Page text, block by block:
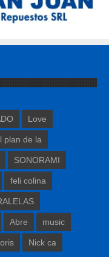
Love
plan de la
SONORAMI
feli colina
Abre music
Nick ca